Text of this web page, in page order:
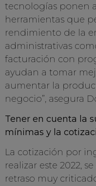
tecnologías ponen
herramientas que
rendimiento de la
administrativas
facturación con
ayudan a tomar
aumentar la
negocio”, asegura
Tener en cuenta la
mínimas y la
La cotización por
realizar este 2022,
retraso muy